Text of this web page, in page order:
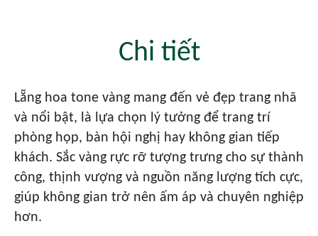
Chi tiết
Lẵng hoa tone vàng mang đến vẻ đẹp trang nhã
và nổi bật, là lựa chọn lý tưởng để trang trí
phòng họp, bàn hội nghị hay không gian tiếp
khách. Sắc vàng rực rỡ tượng trưng cho sự thành
công, thịnh vượng và nguồn năng lượng tích cực,
giúp không gian trở nên ấm áp và chuyên nghiệp
hơn.